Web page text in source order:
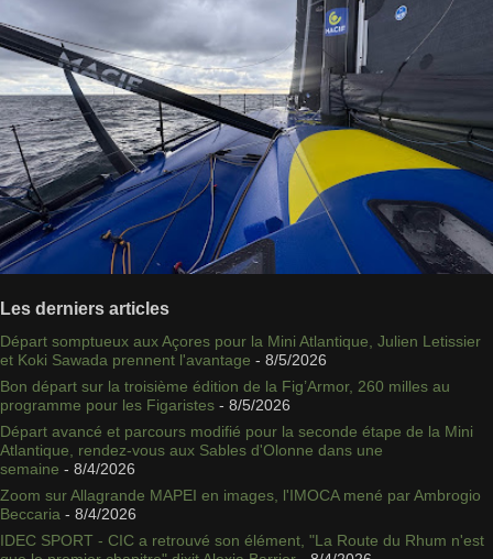
Les derniers articles
Départ somptueux aux Açores pour la Mini Atlantique, Julien Letissier
et Koki Sawada prennent l'avantage - 8/5/2026
Bon départ sur la troisième édition de la Fig’Armor, 260 milles au
programme pour les Figaristes - 8/5/2026
Départ avancé et parcours modifié pour la seconde étape de la Mini
Atlantique, rendez-vous aux Sables d'Olonne dans une
semaine - 8/4/2026
Zoom sur Allagrande MAPEI en images, l'IMOCA mené par Ambrogio
Beccaria - 8/4/2026
IDEC SPORT - CIC a retrouvé son élément, "La Route du Rhum n'est